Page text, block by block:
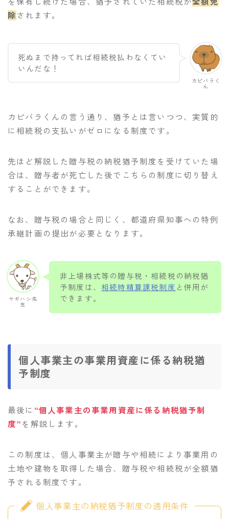
除されます。
カピバラく
ん
死ぬまで持ってれば相続税払わなくてい
いんだな！
カピバラくんの言う通り、猶予とは言いつつ、実質的
に相続税の支払いがゼロになる制度です。
先ほど解説した贈与税の納税猶予制度を受けていた場
合は、贈与者が死亡した後でこちらの制度に切り替え
することができます。
なお、贈与税の場合と同じく、都道府県知事への特例
承継計画の提出が必要となります。
ヤギハシ先
生
非上場株式等の贈与税・相続税の納税猶
予制度は、 相続時精算課税制度 と併用が
できます。
個人事業主の事業用資産に係る納税猶
予制度
最後に “個人事業主の事業用資産に係る納税猶予制
度”を解説します。
この制度は、個人事業主が贈与や相続により事業用の
土地や建物を取得した場合、贈与税や相続税が全額猶
予される制度です。
個人事業主の納税猶予制度の適用条件